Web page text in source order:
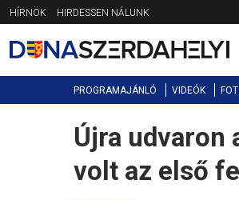
Jump
to
navigation
HÍRNÖK HIRDESSEN NÁLUNK
PROGRAMAJÁNLÓ VIDEÓK
Back
to
Újra udvaron
volt az első